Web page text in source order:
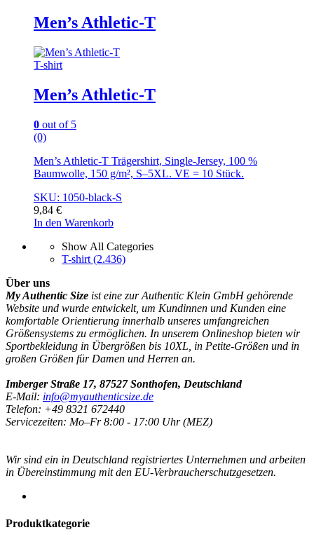
Men’s Athletic-T
T-shirt
Men’s Athletic-T
0 out of 5
(0)
Men’s Athletic-T Trägershirt, Single-Jersey, 100 %
Baumwolle, 150 g/m², S–5XL. VE = 10 Stück.
SKU: 1050-black-S
9,84 €
In den Warenkorb
Show All Categories
T-shirt (2.436)
Über uns
My Authentic Size ist eine zur Authentic Klein GmbH gehörende
Website und wurde entwickelt, um Kundinnen und Kunden eine
komfortable Orientierung innerhalb unseres umfangreichen
Größensystems zu ermöglichen. In unserem Onlineshop bieten wir
Sportbekleidung in Übergrößen bis 10XL, in Petite-Größen und in
großen Größen für Damen und Herren an.
Imberger Straße 17, 87527 Sonthofen, Deutschland
E-Mail: info@myauthenticsize.de
Telefon: +49 8321 672440
Servicezeiten: Mo–Fr 8:00 - 17:00 Uhr (MEZ)
Wir sind ein in Deutschland registriertes Unternehmen und arbeiten
in Übereinstimmung mit den EU-Verbraucherschutzgesetzen.
Produktkategorie